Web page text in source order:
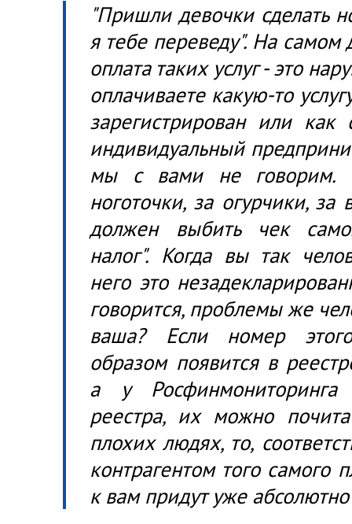
"Пришли девочки сделать
я тебе переведу". На самом
оплата таких услуг - это
оплачиваете какую-то
зарегистрирован или как
индивидуальный
мы с вами не говорим. И
ноготочки, за огурчики, за
должен выбить чек
налог". Когда вы так
него это
говорится, проблемы же
ваша? Если номер
образом появится в
а у
реестра, их можно
плохих людях, то,
контрагентом того самого
к вам придут уже